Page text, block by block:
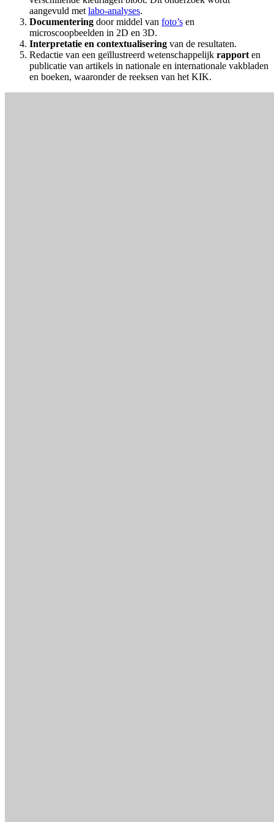
aangevuld met labo-analyses.
Documentering door middel van foto’s en
microscoopbeelden in 2D en 3D.
Interpretatie en contextualisering van de resultaten.
Redactie van een geïllustreerd wetenschappelijk rapport en
publicatie van artikels in nationale en internationale vakbladen
en boeken, waaronder de reeksen van het KIK.